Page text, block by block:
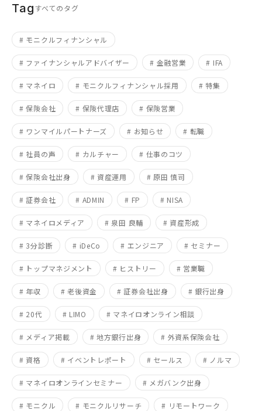
Tagすべてのタグ
# モニクルフィナンシャル
# ファイナンシャルアドバイザー # 金融営業 # IFA
# マネイロ # モニクルフィナンシャル採用 # 特集
# 保険会社 # 保険代理店 # 保険営業
# ワンマイルパートナーズ # お知らせ # 転職
# 社員の声 # カルチャー # 仕事のコツ
# 保険会社出身 # 資産運用 # 原田 慎司
# 証券会社 # ADMIN # FP # NISA
# マネイロメディア # 泉田 良輔 # 資産形成
# 3分診断 # iDeCo # エンジニア # セミナー
# トップマネジメント # ヒストリー # 営業職
# 年収 # 老後資金 # 証券会社出身 # 銀行出身
# 20代 # LIMO # マネイロオンライン相談
# メディア掲載 # 地方銀行出身 # 外資系保険会社
# 資格 # イベントレポート # セールス # ノルマ
# マネイロオンラインセミナー # メガバンク出身
# モニクル # モニクルリサーチ # リモートワーク